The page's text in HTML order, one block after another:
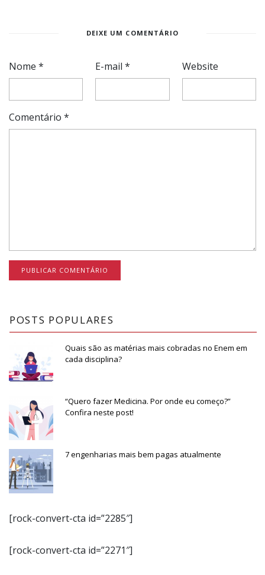
DEIXE UM COMENTÁRIO
Nome * E-mail* Website
Comentário *
POSTS POPULARES
Quais são as matérias mais cobradas no Enem em
cada disciplina?
“Quero fazer Medicina. Por onde eu começo?”
Confira neste post!
7 engenharias mais bem pagas atualmente
[rock-convert-cta id=”2285″]
[rock-convert-cta id=”2271″]